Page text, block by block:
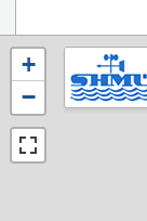
+
−